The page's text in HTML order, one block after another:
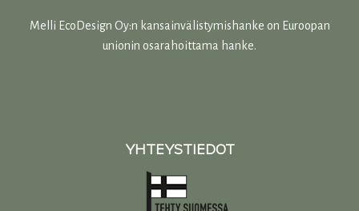
Melli EcoDesign Oy:n kansainvälistymishanke on Euroopan
unionin osarahoittama hanke.
YHTEYSTIEDOT